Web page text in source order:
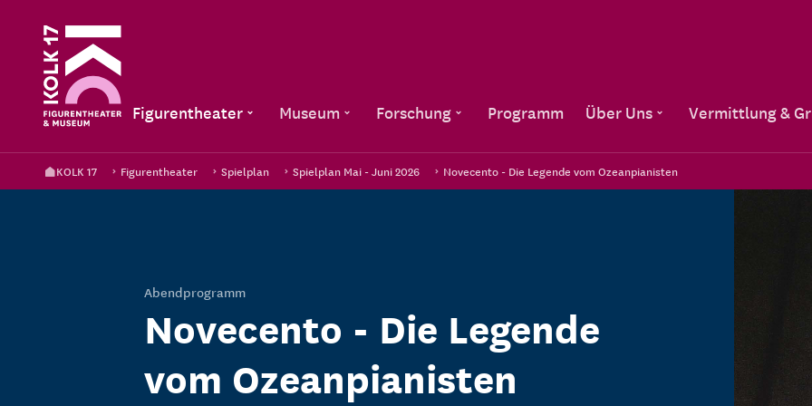
Figurentheater Museum Forschung Programm Über Uns Vermittlung &
KOLK 17 Figurentheater Spielplan Spielplan Mai - Juni 2026 Novecento - Die Legende vom Ozeanpianisten
Abendprogramm
Novecento - Die Legende
vom Ozeanpianisten